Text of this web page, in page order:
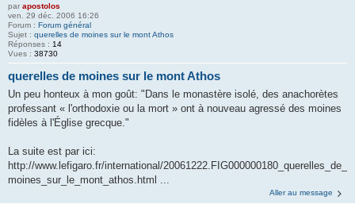
par apostolos
ven. 29 déc. 2006 16:26
Forum : Forum général
Sujet : querelles de moines sur le mont Athos
Réponses : 14
Vues : 38730
querelles de moines sur le mont Athos
Un peu honteux à mon goût: "Dans le monastère isolé, des anachorètes
professant « l'orthodoxie ou la mort » ont à nouveau agressé des moines
fidèles à l'Église grecque."
La suite est par ici:
http://www.lefigaro.fr/international/20061222.FIG000000180_querelles_de_
moines_sur_le_mont_athos.html ...
Aller au message